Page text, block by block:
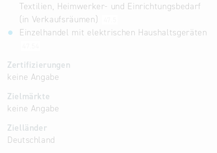
Textilien, Heimwerker- und Einrichtungsbedarf
(in Verkaufsräumen)
Einzelhandel mit elektrischen Haushaltsgeräten
Zertifizierungen
keine Angabe
Zielmärkte
keine Angabe
Zielländer
Deutschland